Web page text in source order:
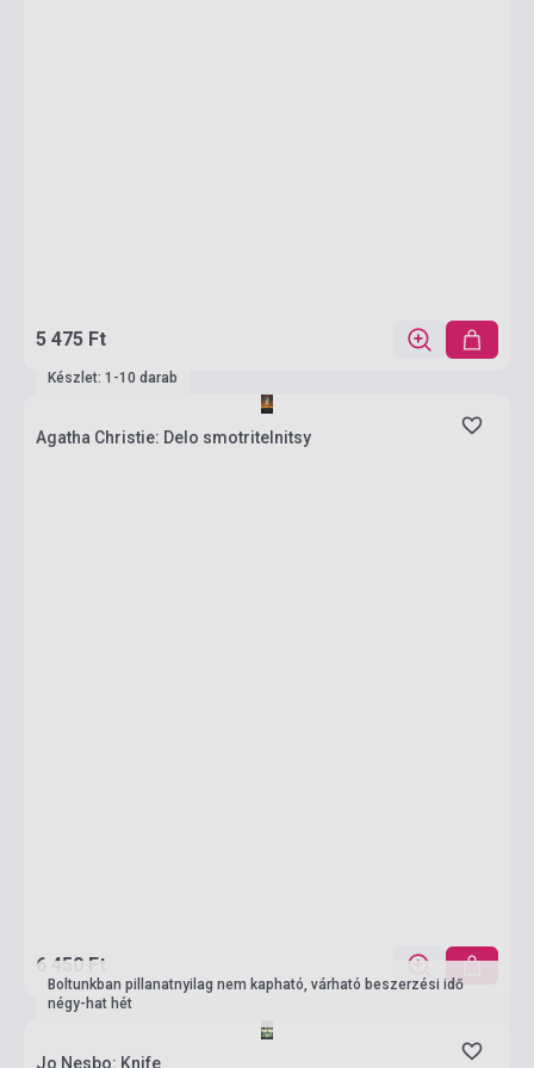
5 475 Ft
Készlet: 1-10 darab
Agatha Christie: Delo smotritelnitsy
6 450 Ft
Boltunkban pillanatnyilag nem kapható, várható beszerzési idő
négy-hat hét
Jo Nesbo: Knife